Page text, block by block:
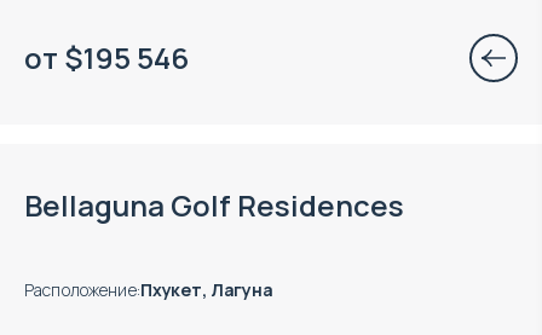
от $195 546
Bellaguna Golf Residences
Расположение:Пхукет, Лагуна